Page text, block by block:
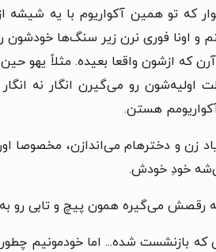
که تو همین آکواریوم با یه شیشه
و اونا فوری نرن زیر سنگ‌ها خودشون
که ازشون واقعا بعیده. مثلاً یهو
اولیه‌شون رو می‌گیرن انگار نه
هستن.
زن و دخترهام می‌اندازن، مخصوصا
خودِ خودش.
رقصش می‌گیره همون پیچ و تابی رو
که بازنشست شده... اما خودمونیم